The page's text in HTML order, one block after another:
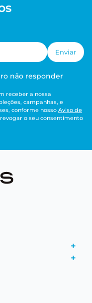
Enviar
não responder
receber a nossa
campanhas, e
conforme nosso Aviso de
o seu consentimento
+
+